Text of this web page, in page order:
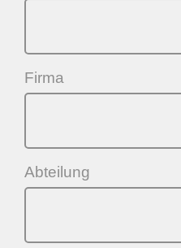
Firma
Abteilung